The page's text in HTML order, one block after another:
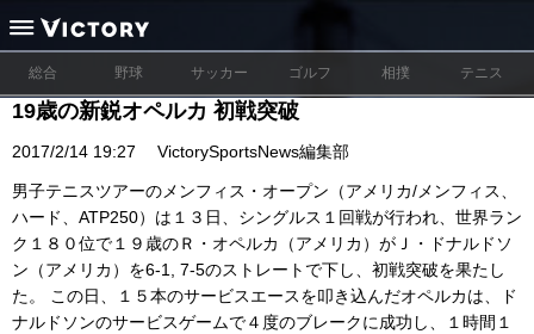
総合 野球 サッカー ゴルフ 相撲 テニス
19歳の新鋭オペルカ 初戦突破
2017/2/14 19:27 VictorySportsNews編集部
男子テニスツアーのメンフィス・オープン（アメリカ/メンフィス、
ハード、ATP250）は１３日、シングルス１回戦が行われ、世界ラン
ク１８０位で１９歳のＲ・オペルカ（アメリカ）がＪ・ドナルドソ
ン（アメリカ）を6-1, 7-5のストレートで下し、初戦突破を果たし
た。 この日、１５本のサービスエースを叩き込んだオペルカは、ド
ナルドソンのサービスゲームで４度のブレークに成功し、１時間１